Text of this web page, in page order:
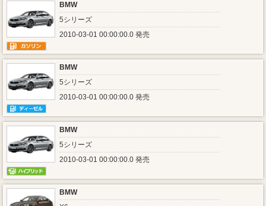
BMW
5シリーズ
2010-03-01 00:00:00.0 発売
BMW
5シリーズ
2010-03-01 00:00:00.0 発売
BMW
5シリーズ
2010-03-01 00:00:00.0 発売
BMW